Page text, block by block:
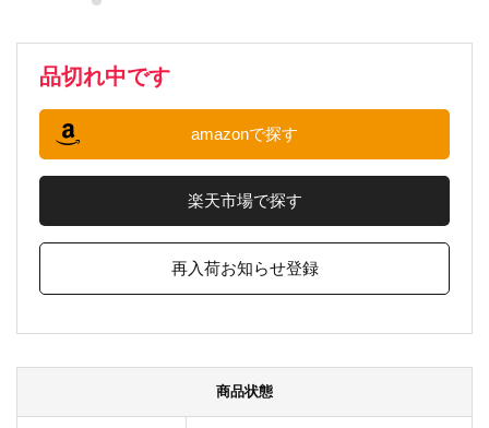
品切れ中です
amazonで探す
楽天市場で探す
再入荷お知らせ登録
商品状態